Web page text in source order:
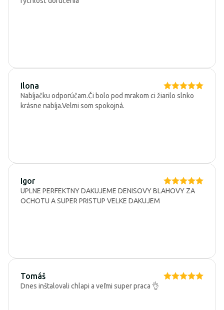
Ilona
Nabíjačku odporúčam.Či bolo pod mrakom ci žiarilo slnko
krásne nabíja.Velmi som spokojná.
Igor
UPLNE PERFEKTNY DAKUJEME DENISOVY BLAHOVY ZA
OCHOTU A SUPER PRISTUP VELKE DAKUJEM
Tomáš
Dnes inštalovali chlapi a veľmi super praca 👌